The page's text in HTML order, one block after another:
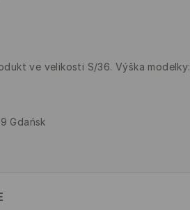
ve velikosti S/36. Výška modelky:
Gdańsk